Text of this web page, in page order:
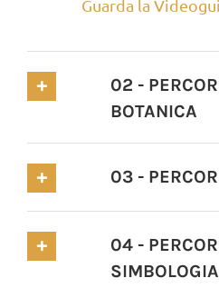
Guarda la
02 -
BOTANICA
03 -
04 -
SIMBOLOGIA